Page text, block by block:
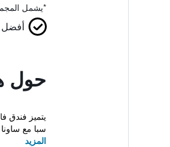
*يشمل
حول
سبا مع
المزيد